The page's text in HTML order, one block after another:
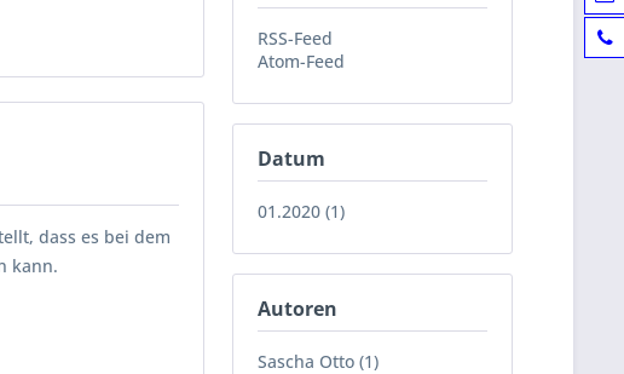
RSS-Feed
Atom-Feed
Datum
01.2020 (1)
Autoren
Sascha Otto (1)
dass es bei dem
kann.